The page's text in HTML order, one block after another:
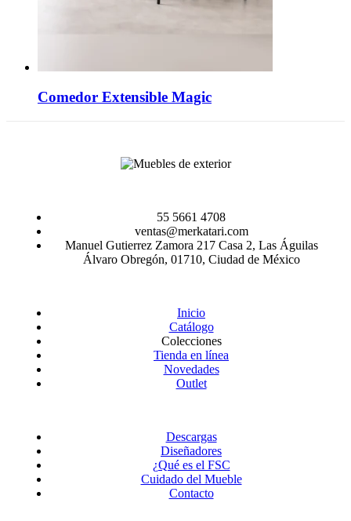
Comedor Extensible Magic
55 5661 4708
ventas@merkatari.com
Manuel Gutierrez Zamora 217 Casa 2, Las Águilas
Álvaro Obregón, 01710, Ciudad de México
Inicio
Catálogo
Colecciones
Tienda en línea
Novedades
Outlet
Descargas
Diseñadores
¿Qué es el FSC
Cuidado del Mueble
Contacto